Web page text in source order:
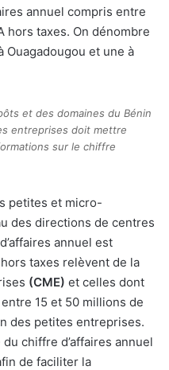
annuel compris entre
hors taxes. On dénombre
Ouagadougou et une à
et des domaines du Bénin
entreprises doit mettre
sur le chiffre
petites et micro-
des directions de centres
annuel est
hors taxes relèvent de la
(CME) et celles dont
15 et 50 millions de
des petites entreprises.
chiffre d’affaires annuel
de faciliter la